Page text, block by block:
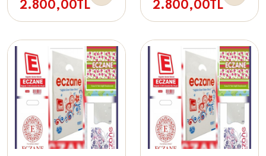
2.800,00TL 2.800,00TL